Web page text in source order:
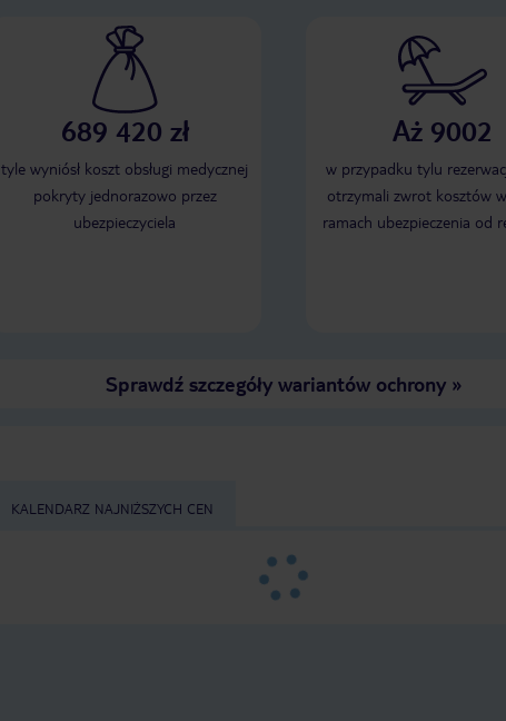
689 420 zł
tyle wyniósł koszt obsługi medycznej
pokryty jednorazowo przez
ubezpieczyciela
Aż 9002
w przypadku tylu
otrzymali zwrot kosztów
ramach ubezpieczenia od
Sprawdź szczegóły wariantów ochrony»
KALENDARZ NAJNIŻSZYCH CEN